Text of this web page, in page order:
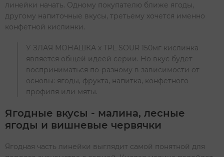
линейки начать. Одному покупателю ближе ягоды,
другому напиточные вкусы, третьему хочется именно
конфетной кислинки.
У ЗЛАЯ МОНАШКА х TPL SOUR 150мг кислинка
является общей идеей серии. Но вкус будет
восприниматься по-разному в зависимости от
основы: ягоды, фрукта, напитка, конфетного
профиля или мяты.
Ягодные вкусы - малина, лесные
ягоды и вишневые червячки
Ягодная часть линейки выглядит самой понятной для